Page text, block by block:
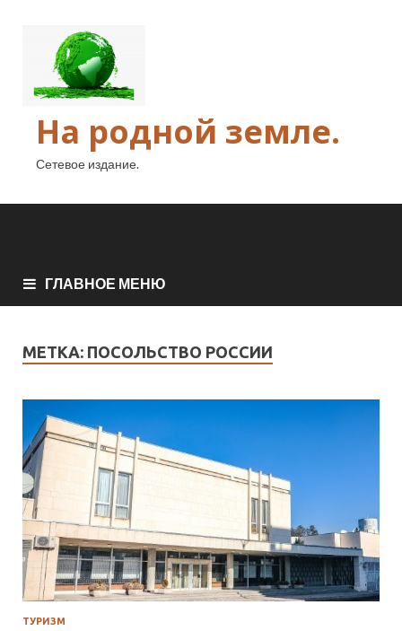
На родной земле.
Сетевое издание.
ГЛАВНОЕ МЕНЮ
МЕТКА: ПОСОЛЬСТВО РОССИИ
ТУРИЗМ